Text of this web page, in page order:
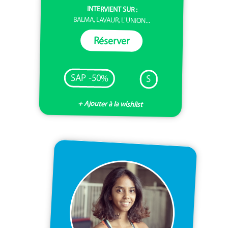
INTERVIENT SUR :
BALMA, LAVAUR, L'UNION...
Réserver
SAP -50% S
+ Ajouter à la wishlist